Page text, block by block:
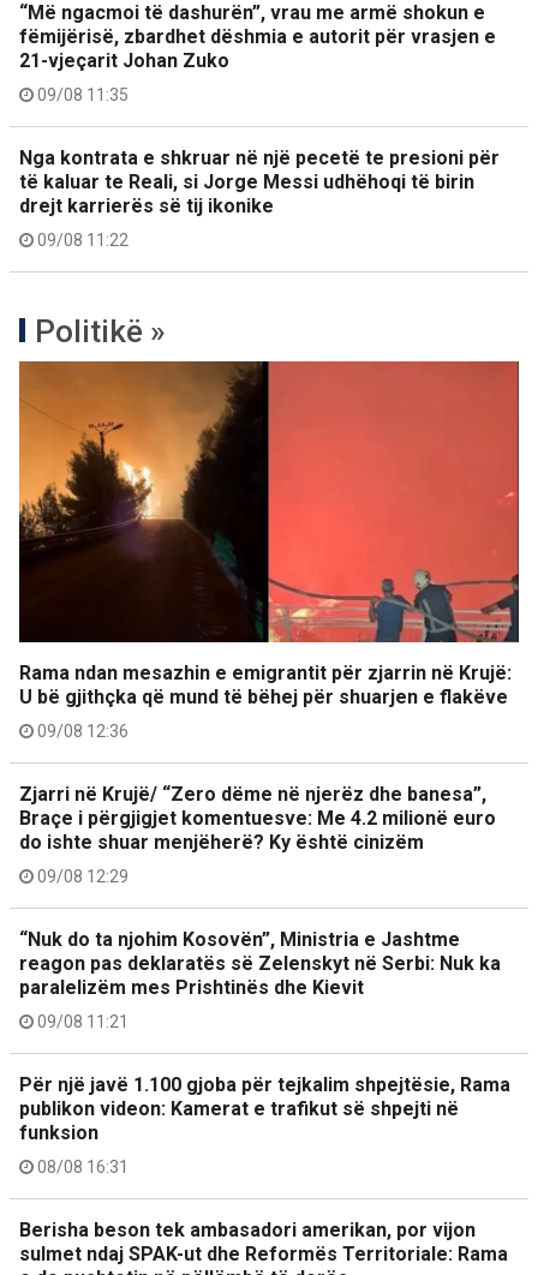
“Më ngacmoi të dashurën”, vrau me armë shokun e
fëmijërisë, zbardhet dëshmia e autorit për vrasjen e
21-vjeçarit Johan Zuko
09/08 11:35
Nga kontrata e shkruar në një pecetë te presioni për
të kaluar te Reali, si Jorge Messi udhëhoqi të birin
drejt karrierës së tij ikonike
09/08 11:22
Politikë »
Rama ndan mesazhin e emigrantit për zjarrin në Krujë:
U bë gjithçka që mund të bëhej për shuarjen e flakëve
09/08 12:36
Zjarri në Krujë/ “Zero dëme në njerëz dhe banesa”,
Braçe i përgjigjet komentuesve: Me 4.2 milionë euro
do ishte shuar menjëherë? Ky është cinizëm
09/08 12:29
“Nuk do ta njohim Kosovën”, Ministria e Jashtme
reagon pas deklaratës së Zelenskyt në Serbi: Nuk ka
paralelizëm mes Prishtinës dhe Kievit
09/08 11:21
Për një javë 1.100 gjoba për tejkalim shpejtësie, Rama
publikon videon: Kamerat e trafikut së shpejti në
funksion
08/08 16:31
Berisha beson tek ambasadori amerikan, por vijon
sulmet ndaj SPAK-ut dhe Reformës Territoriale: Rama